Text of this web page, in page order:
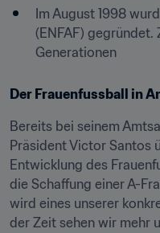
Im August 1998
(ENFAF)
Generationen
Der Frauenfussball in
Bereits bei seinem
Präsident Victor Santos
Entwicklung des
die Schaffung einer A-
wird eines unserer
der Zeit sehen wir mehr